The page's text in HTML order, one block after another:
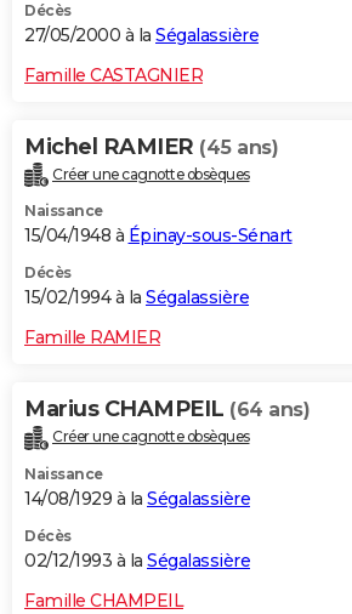
Décès
27/05/2000 à la Ségalassière
Famille CASTAGNIER
Michel RAMIER (45 ans)
Créer une cagnotte obsèques
Naissance
15/04/1948 à Épinay-sous-Sénart
Décès
15/02/1994 à la Ségalassière
Famille RAMIER
Marius CHAMPEIL (64 ans)
Créer une cagnotte obsèques
Naissance
14/08/1929 à la Ségalassière
Décès
02/12/1993 à la Ségalassière
Famille CHAMPEIL